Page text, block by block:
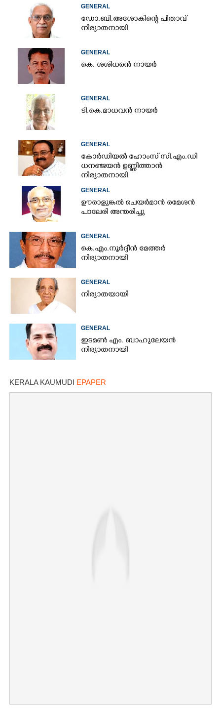
GENERAL
ഡോ.ബി.അശോകിന്റെ പിതാവ്
നിര്യാതനായി
GENERAL
കെ. ശശിധരൻ നായർ
GENERAL
ടി.കെ.മാധവൻ നായർ
GENERAL
കോർഡിയൽ ഹോംസ് സി.എം.ഡി
ധനഞ്ജയൻ ഉണ്ണിത്താൻ
നിര്യാതനായി
GENERAL
ഊരാളുങ്കൽ ചെയർമാൻ രമേശൻ
പാലേരി അന്തരിച്ചു
GENERAL
കെ.എം.നൂർദ്ദീൻ മേത്തർ
നിര്യാതനായി
GENERAL
നിര്യാതയായി
GENERAL
ഇടമൺ എം. ബാഹുലേയൻ
നിര്യാതനായി
KERALA KAUMUDI EPAPER